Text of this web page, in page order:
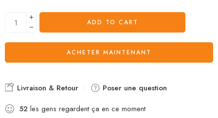
ADD TO CART
ACHETER MAINTENANT
Livraison & Retour
Poser une question
52 les gens regardent ça en ce moment